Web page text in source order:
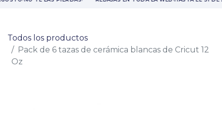
Todos los productos
Pack de 6 tazas de cerámica blancas de Cricut 12
Oz